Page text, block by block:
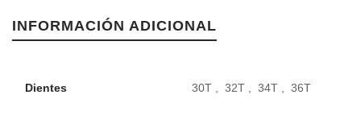
INFORMACIÓN ADICIONAL
Dientes 30T , 32T , 34T , 36T